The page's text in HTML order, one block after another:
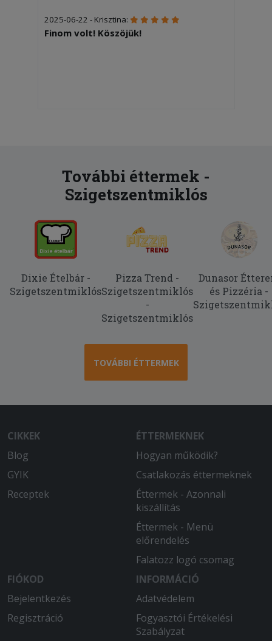
2025-06-22 - Krisztina:
Finom volt! Köszöjük!
További éttermek -
Szigetszentmiklós
Dixie Ételbár -
Szigetszentmiklós
Pizza Trend -
Szigetszentmiklós
-
Szigetszentmiklós
Dunasor
és Pizzéria -
TOVÁBBI ÉTTERMEK
CIKKEK
Blog
GYIK
Receptek
ÉTTERMEKNEK
Hogyan működik?
Csatlakozás éttermeknek
Éttermek - Azonnali
kiszállítás
Éttermek - Menü
előrendelés
Falatozz logó csomag
FIÓKOD
Bejelentkezés
Regisztráció
INFORMÁCIÓ
Adatvédelem
Fogyasztói Értékelési
Szabályzat